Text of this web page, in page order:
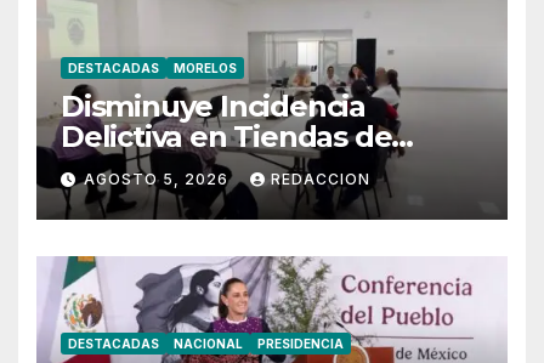
DESTACADAS MORELOS
Disminuye Incidencia
Delictiva en Tiendas de
Morelos
AGOSTO 5, 2026 REDACCION
DESTACADAS NACIONAL PRESIDENCIA